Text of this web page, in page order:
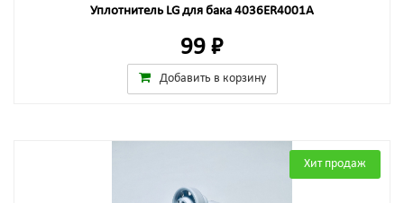
Уплотнитель LG для бака 4036ER4001A
99 ₽
Добавить в корзину
Хит продаж